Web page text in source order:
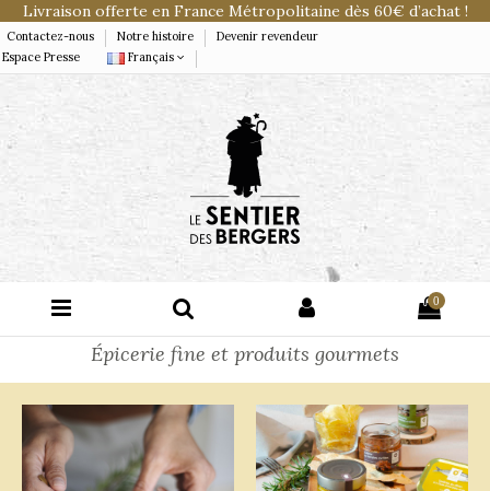
Livraison offerte en France Métropolitaine dès 60€ d’achat !
Contactez-nous Notre histoire
Devenir revendeur
Espace Presse
Français
0
Épicerie fine et produits gourmets